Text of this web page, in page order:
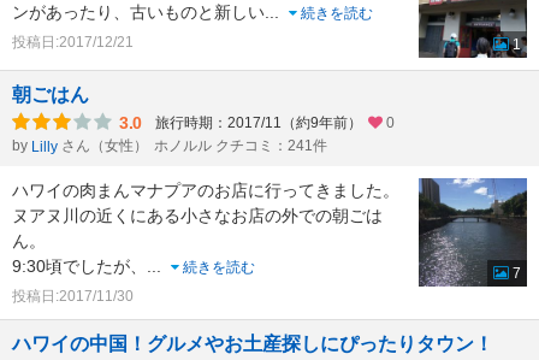
ンがあったり、古いものと新しい
続きを読む
投稿日:2017/12/21
1
朝ごはん
3.0 旅行時期：2017/11（約9年前）
0
by Lilly さん（女性） ホノルル クチコミ：241件
ハワイの肉まんマナプアのお店に行ってきました。
ヌアヌ川の近くにある小さなお店の外での朝ごは
ん。
9:30頃でしたが、
続きを読む
投稿日:2017/11/30
7
ハワイの中国！グルメやお土産探しにぴったりタウン！